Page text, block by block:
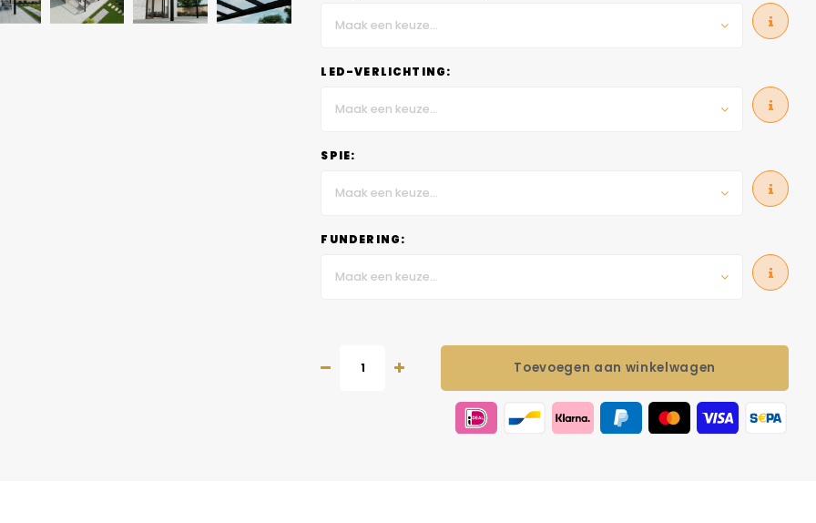
Maak een keuze...
LED-VERLICHTING:
Maak een keuze...
SPIE:
Maak een keuze...
FUNDERING:
Maak een keuze...
Toevoegen aan winkelwagen